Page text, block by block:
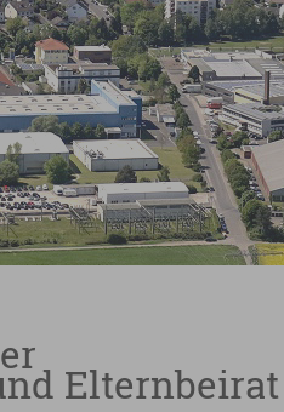
Elternbeirat